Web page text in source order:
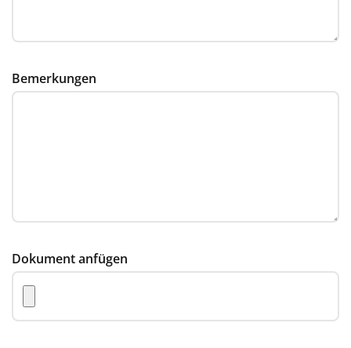
Bemerkungen
Dokument anfügen